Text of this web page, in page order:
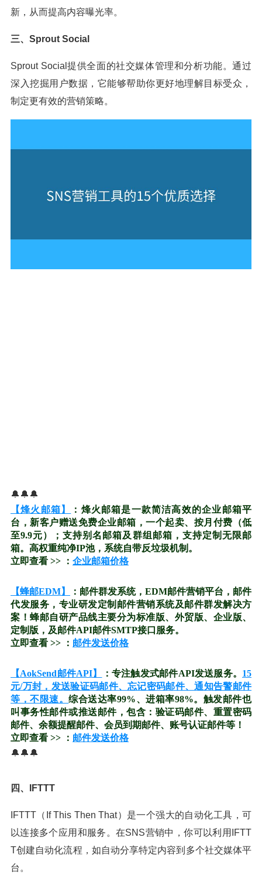
新，从而提高内容曝光率。
三、Sprout Social
Sprout Social提供全面的社交媒体管理和分析功能。通过
深入挖掘用户数据，它能够帮助你更好地理解目标受众，
制定更有效的营销策略。
🔔🔔🔔
【烽火邮箱】
：烽火邮箱是一款简洁高效的企业邮箱平
台，新客户赠送免费企业邮箱，一个起卖、按月付费（低
至9.9元）；支持别名邮箱及群组邮箱，支持定制无限邮
箱。高权重纯净IP池，系统自带反垃圾机制。
立即查看 >> ： 企业邮箱价格
【蜂邮EDM】
：邮件群发系统，EDM邮件营销平台，邮件
代发服务，专业研发定制邮件营销系统及邮件群发解决方
案！蜂邮自研产品线主要分为标准版、外贸版、企业版、
定制版，及邮件API邮件SMTP接口服务。
立即查看 >> ： 邮件发送价格
【AokSend邮件API】 ：专注触发式邮件API发送服务。 15
元/万封，发送验证码邮件、忘记密码邮件、通知告警邮件
等，不限速。综合送达率99%、进箱率98%。触发邮件也
叫事务性邮件或推送邮件，包含：验证码邮件、重置密码
邮件、余额提醒邮件、会员到期邮件、账号认证邮件等！
立即查看 >> ： 邮件发送价格
🔔🔔🔔
四、IFTTT
IFTTT（If This Then That）是一个强大的自动化工具，可
以连接多个应用和服务。在SNS营销中，你可以利用IFTT
T创建自动化流程，如自动分享特定内容到多个社交媒体平
台。